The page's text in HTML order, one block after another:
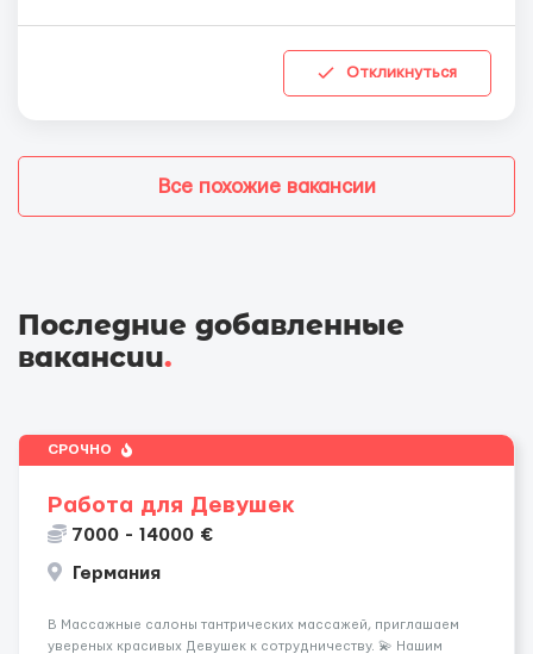
Откликнуться
Все похожие вакансии
Последние добавленные
вакансии.
СРОЧНО
Работа для Девушек
7000 - 14000 €
Германия
В Массажные салоны тантрических массажей, приглашаем
увереных красивых Девушек к сотрудничеству. 💫 Нашим